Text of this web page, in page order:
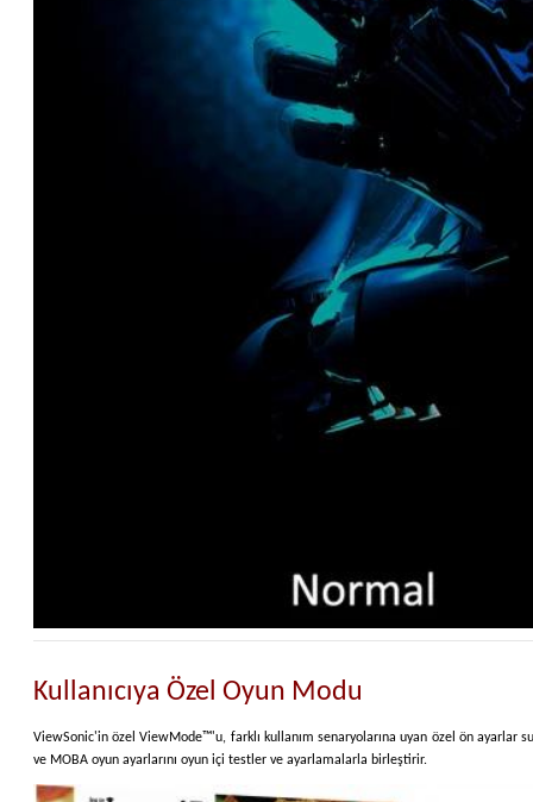
Kullanıcıya Özel Oyun Modu
ViewSonic'in özel ViewMode™'u, farklı kullanım senaryolarına uyan özel ön ayarlar
ve MOBA oyun ayarlarını oyun içi testler ve ayarlamalarla birleştirir.